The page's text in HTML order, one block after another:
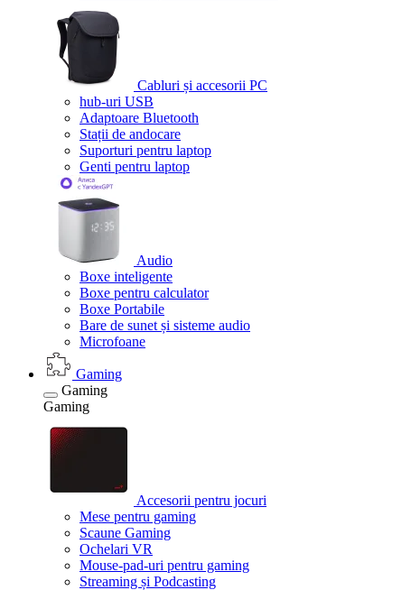
Cabluri și accesorii PC
hub-uri USB
Adaptoare Bluetooth
Stații de andocare
Suporturi pentru laptop
Genti pentru laptop
Audio
Boxe inteligente
Boxe pentru calculator
Boxe Portabile
Bare de sunet și sisteme audio
Microfoane
Gaming
Gaming
Gaming
Accesorii pentru jocuri
Mese pentru gaming
Scaune Gaming
Ochelari VR
Mouse-pad-uri pentru gaming
Streaming și Podcasting